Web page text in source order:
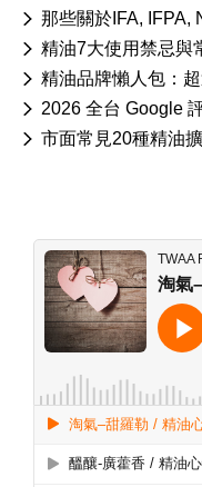
那些關於IFA, IFPA,
精油7大使用禁忌與
精油品牌懶人包：
2026 全台 Google
市面常見20種精油